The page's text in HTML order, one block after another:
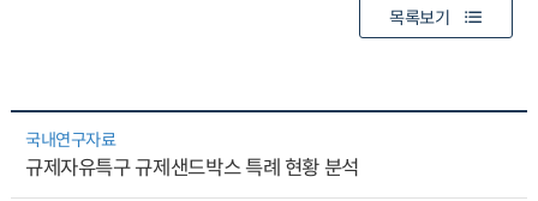
목록보기
국내연구자료
규제자유특구 규제샌드박스 특례 현황 분석